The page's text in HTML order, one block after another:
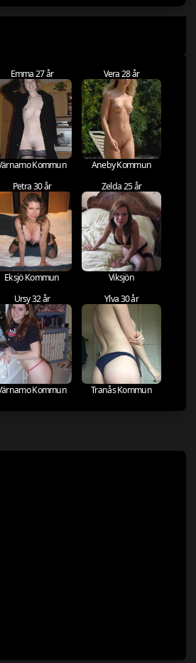
Emma 27 år
Kommun
Vera 28 år
Aneby Kommun
Petra 30 år
Eksjö Kommun
Zelda 25 år
Viksjön
Ursy 32 år
Kommun
Ylva 30 år
Tranås Kommun